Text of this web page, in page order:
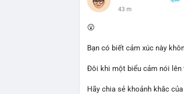
trường trong ngắn hạn có thể
Lời khuyên cho nhà đầu tư
quản lý rủi ro chặt chẽ.
#61dot37btc #chuyenvilanh
43 m
😮
Bạn có biết cảm xúc này
Đôi khi một biểu cảm nói lên
Hãy chia sẻ khoảnh khắc